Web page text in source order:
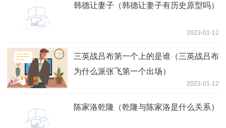
韩德让妻子（韩德让妻子有历史原型吗）
2023-01-12
三英战吕布第一个上的是谁（三英战吕布
为什么派张飞第一个出场）
2023-01-12
陈家洛乾隆（乾隆与陈家洛是什么关系）